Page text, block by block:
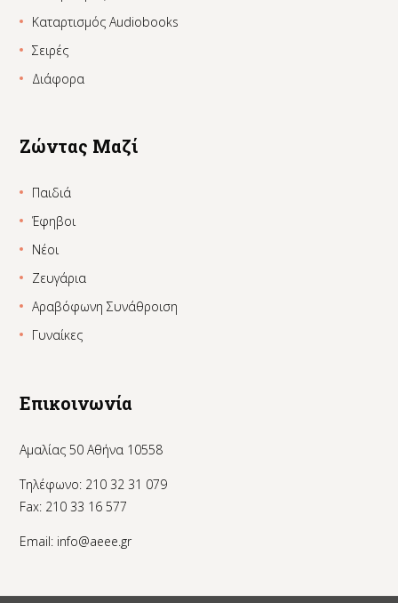
Καταρτισμός Audiobooks
Σειρές
Διάφορα
Ζώντας Μαζί
Παιδιά
Έφηβοι
Νέοι
Ζευγάρια
Αραβόφωνη Συνάθροιση
Γυναίκες
Επικοινωνία
Αμαλίας 50 Αθήνα 10558
Τηλέφωνο: 210 32 31 079
Fax: 210 33 16 577
Email: info@aeee.gr